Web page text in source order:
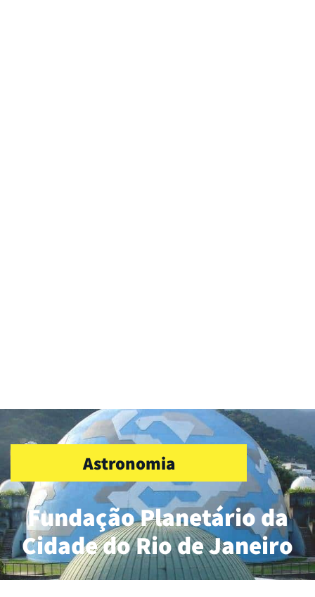
Astronomia
Fundação Planetário da
Cidade do Rio de Janeiro